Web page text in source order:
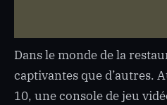
Dans le monde de la
captivantes que d’autres.
10, une console de jeu